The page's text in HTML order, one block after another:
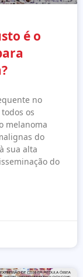
é o
no
os
melanoma
do
sua alta
do